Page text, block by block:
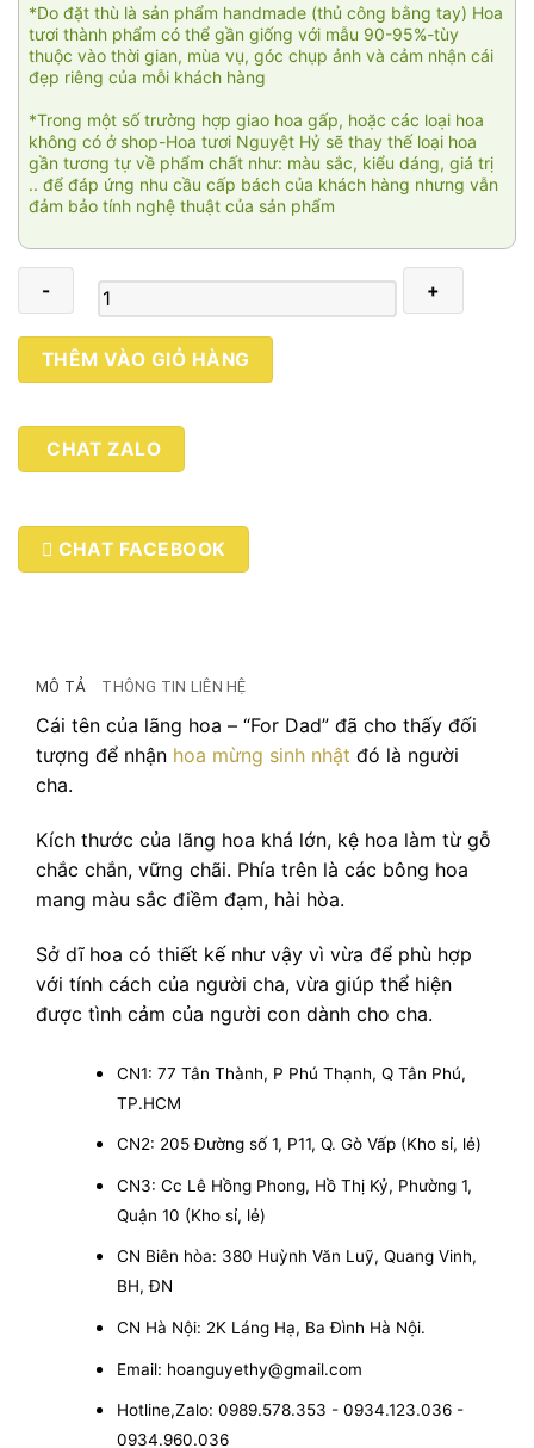
*Do đặt thù là sản phẩm handmade (thủ công bằng tay) Hoa
tươi thành phẩm có thể gần giống với mẫu 90-95%-tùy
thuộc vào thời gian, mùa vụ, góc chụp ảnh và cảm nhận cái
đẹp riêng của mỗi khách hàng
*Trong một số trường hợp giao hoa gấp, hoặc các loại hoa
không có ở shop-Hoa tươi Nguyệt Hỷ sẽ thay thế loại hoa
gần tương tự về phẩm chất như: màu sắc, kiểu dáng, giá trị
.. để đáp ứng nhu cầu cấp bách của khách hàng nhưng vẫn
đảm bảo tính nghệ thuật của sản phẩm
For
dad
lượng
THÊM VÀO GIỎ HÀNG
CHAT ZALO
CHAT FACEBOOK
MÔ TẢ THÔNG TIN LIÊN HỆ
Cái tên của lãng hoa – “For Dad” đã cho thấy đối
tượng để nhận hoa mừng sinh nhật đó là người
cha.
Kích thước của lãng hoa khá lớn, kệ hoa làm từ gỗ
chắc chắn, vững chãi. Phía trên là các bông hoa
mang màu sắc điềm đạm, hài hòa.
Sở dĩ hoa có thiết kế như vậy vì vừa để phù hợp
với tính cách của người cha, vừa giúp thể hiện
được tình cảm của người con dành cho cha.
CN1: 77 Tân Thành, P Phú Thạnh, Q Tân Phú,
TP.HCM
CN2: 205 Đường số 1, P11, Q. Gò Vấp (Kho sỉ, lẻ)
CN3: Cc Lê Hồng Phong, Hồ Thị Kỷ, Phường 1,
Quận 10 (Kho sỉ, lẻ)
CN Biên hòa: 380 Huỳnh Văn Luỹ, Quang Vinh,
BH, ĐN
CN Hà Nội: 2K Láng Hạ, Ba Đình Hà Nội.
Email: hoanguyethy@gmail.com
Hotline,Zalo: 0989.578.353 - 0934.123.036 -
0934.960.036